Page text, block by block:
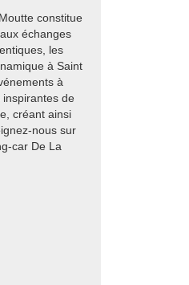
constitue
échanges
les
à Saint
à
de
créant ainsi
nous sur
car De La